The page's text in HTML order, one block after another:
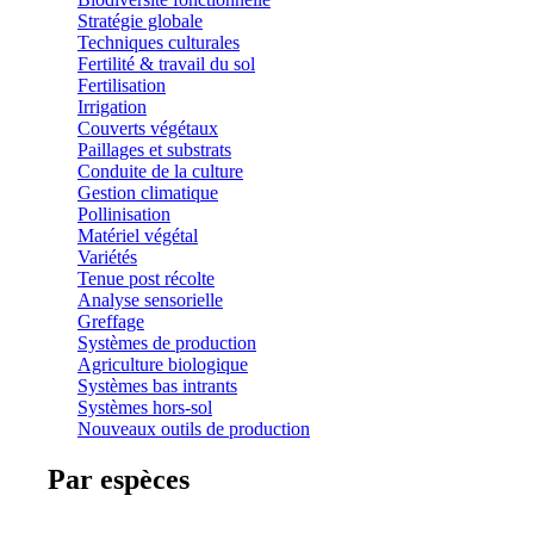
Stratégie globale
Techniques culturales
Fertilité & travail du sol
Fertilisation
Irrigation
Couverts végétaux
Paillages et substrats
Conduite de la culture
Gestion climatique
Pollinisation
Matériel végétal
Variétés
Tenue post récolte
Analyse sensorielle
Greffage
Systèmes de production
Agriculture biologique
Systèmes bas intrants
Systèmes hors-sol
Nouveaux outils de production
Par espèces